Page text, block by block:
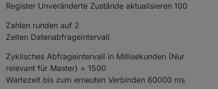
Register Unveränderte Zustände aktualisieren 100
Zahlen runden auf 2
Zeiten Datenabfrageintervall
Zyklisches Abfrageintervall in Millisekunden (Nur
relevant für Master) = 1500
Wartezeit bis zum erneuten Verbinden 60000 ms